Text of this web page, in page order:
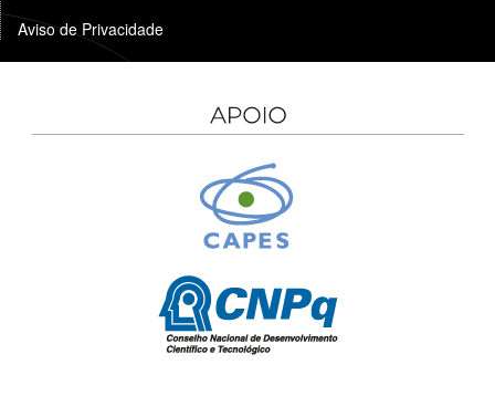
Aviso de Privacidade